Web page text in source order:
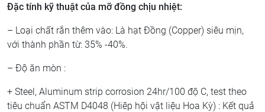
Đặc tính kỹ thuật của mỡ đồng chịu nhiệt:
– Loại chất rắn thêm vào: Là hạt Đồng (Copper) siêu mịn,
với thành phần từ: 35% -40%.
– Độ ăn mòn :
+ Steel, Aluminum strip corrosion 24hr/100 độ C, test theo
tiêu chuẩn ASTM D4048 (Hiêp hội vật liệu Hoa Kỳ) : Kết quả